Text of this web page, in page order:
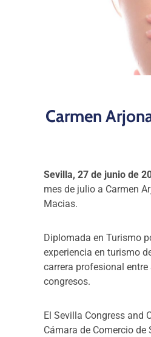
Carmen
Sevilla, 27 de junio de
mes de julio a Carmen
Macias.
Diplomada en Turismo
experiencia en turismo
carrera profesional
congresos.
El Sevilla Congress and
Cámara de Comercio